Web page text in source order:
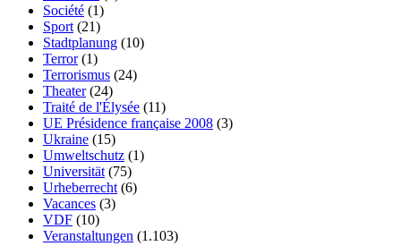
Société (1)
Sport(21)
Stadtplanung (10)
Terror(1)
Terrorismus (24)
Theater(24)
Traité de l'Élysée (11)
UE Présidence française 2008 (3)
Ukraine (15)
Umweltschutz (1)
Universität(75)
Urheberrecht(6)
Vacances (3)
VDF (10)
Veranstaltungen (1.103)